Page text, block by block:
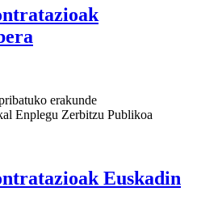
erakunde
Enplegu Zerbitzu Publikoa
Euskadin